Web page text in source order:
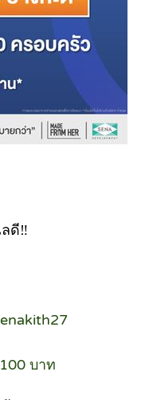
ดี‼
บาท